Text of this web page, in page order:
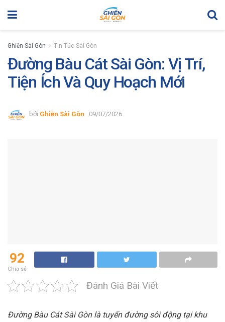
Ghiền Sài Gòn Tin Tức Sài Gòn
Đường Bàu Cát Sài Gòn: Vị Trí,
Tiện Ích Và Quy Hoạch Mới
bởi Ghiền Sài Gòn 09/07/2026
92
Chia sẻ
Đánh Giá Bài Viết
Đường Bàu Cát Sài Gòn là tuyến đường sôi động tại khu